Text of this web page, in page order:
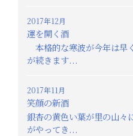
2017年12月
運を開く酒
本格的な寒波が今年は早
が続きます...
2017年11月
笑顔の新酒
銀杏の黄色い葉が里の山々
がやってき...